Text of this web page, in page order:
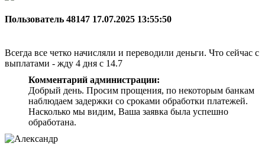
Пользователь 48147 17.07.2025 13:55:50
Всегда все четко начисляли и переводили деньги. Что сейчас с
выплатами - жду 4 дня с 14.7
Комментарий администрации:
Добрый день. Просим прощения, по некоторым банкам
наблюдаем задержки со сроками обработки платежей.
Насколько мы видим, Ваша заявка была успешно
обработана.